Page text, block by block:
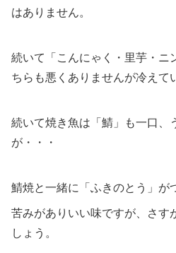
はありません。
続いて「こんにゃく・里芋・ニ
ちらも悪くありませんが冷えて
続いて焼き魚は「鯖」も一口、
が・・・
鯖焼と一緒に「ふきのとう」が
苦みがありいい味ですが、さす
しょう。